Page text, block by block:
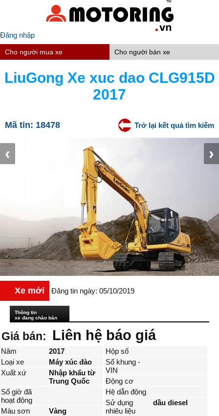
Đăng nhập
Cho người mua xe Cho người bán xe
LiuGong Xe xuc dao CLG915D
2017
Mã tin: 18478 Trở lại kết quả tìm kiếm
‹ ›
Xe mới Đăng tin ngày: 05/10/2019
Thông tin
xe đang chào bán
Giá bán: Liên hệ báo giá
Năm
2017
Loại xe
Máy xúc đào
Xuất xứ
Nhập khẩu từ
Trung Quốc
Số giờ đã
hoạt động
Màu sơn
Vàng
Hộp số
Số khung -
VIN
Động cơ
Hệ dẫn động
Sử dụng
nhiêu liệu
dầu diesel